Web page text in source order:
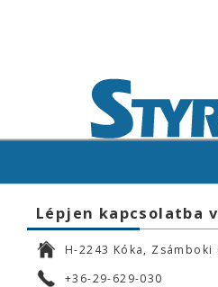
Lépjen kapcsolatba
H-2243 Kóka,
+36-29-629-030